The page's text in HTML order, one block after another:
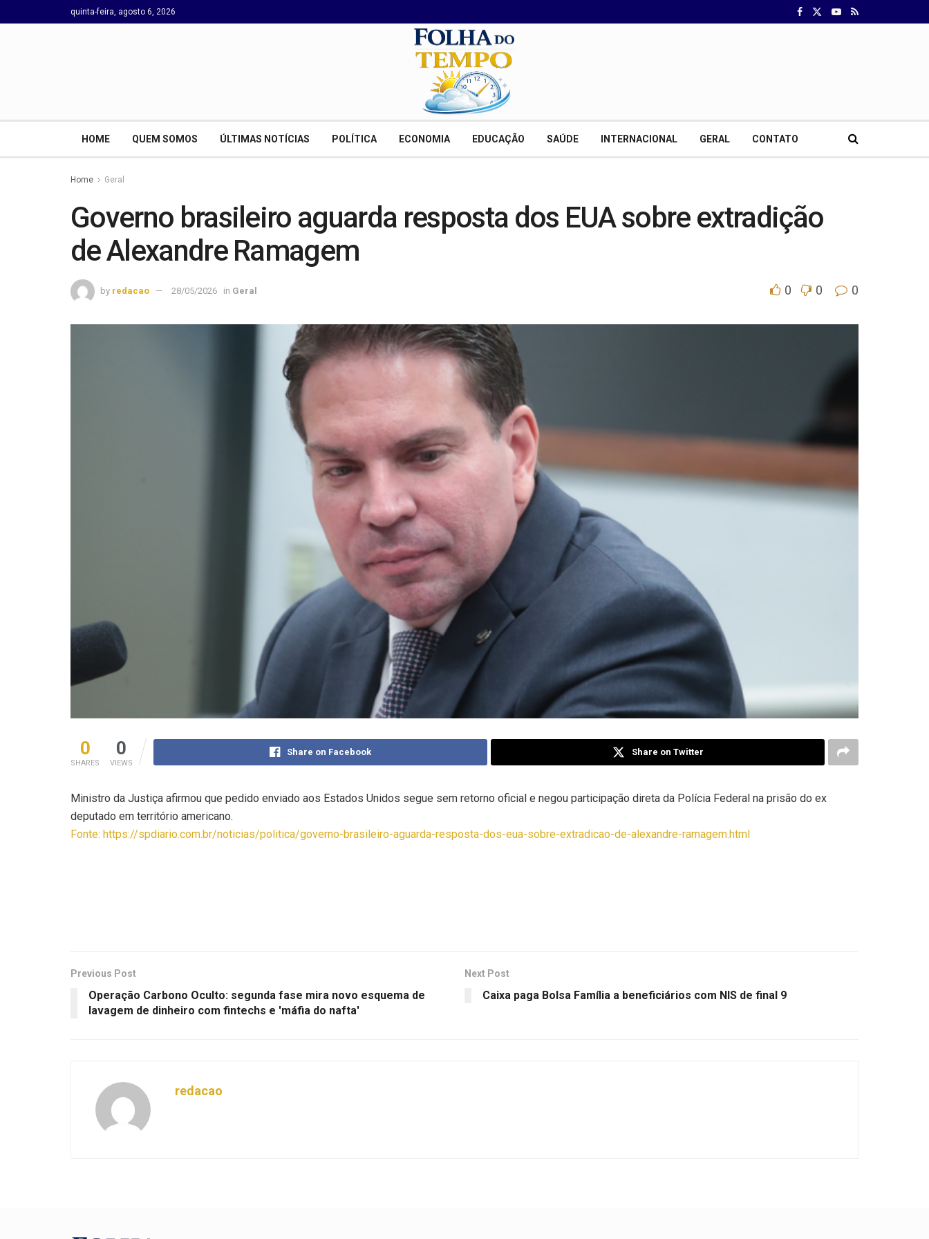
quinta-feira, agosto 6, 2026
HOME QUEM SOMOS ÚLTIMAS NOTÍCIAS POLÍTICA ECONOMIA EDUCAÇÃO SAÚDE INTERNACIONAL GERAL CONTATO
Home Geral
Governo brasileiro aguarda resposta dos EUA sobre extradição
de Alexandre Ramagem
by redacao 28/05/2026 in Geral 0 0 0
0
SHARES
0
VIEWS
Share on Facebook Share on Twitter
Ministro da Justiça afirmou que pedido enviado aos Estados Unidos segue sem retorno oficial e negou participação direta da Polícia Federal na prisão do ex
deputado em território americano.
Fonte: https://spdiario.com.br/noticias/politica/governo-brasileiro-aguarda-resposta-dos-eua-sobre-extradicao-de-alexandre-ramagem.html
Previous Post
Operação Carbono Oculto: segunda fase mira novo esquema de
lavagem de dinheiro com fintechs e 'máfia do nafta'
Next Post
Caixa paga Bolsa Família a beneficiários com NIS de final 9
redacao